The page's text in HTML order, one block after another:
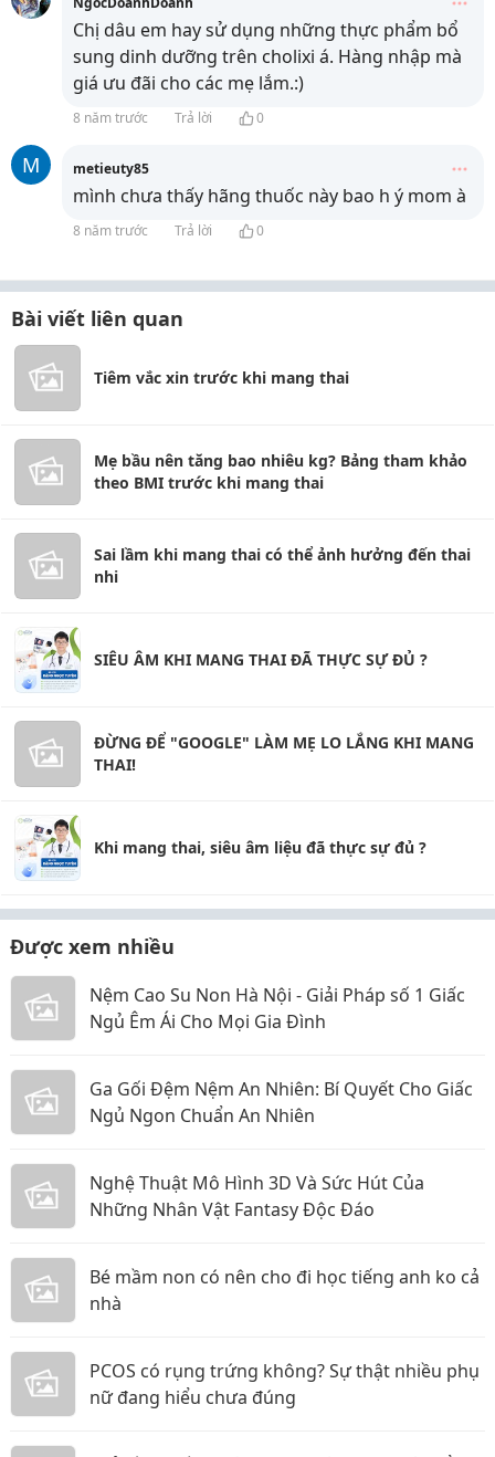
Chị dâu em hay sử dụng những thực phẩm bổ
sung dinh dưỡng trên cholixi á. Hàng nhập mà
giá ưu đãi cho các mẹ lắm.:)
8 năm trước Trả lời 0
M metieuty85
mình chưa thấy hãng thuốc này bao h ý mom à
8 năm trước Trả lời 0
Bài viết liên quan
Tiêm vắc xin trước khi mang thai
Mẹ bầu nên tăng bao nhiêu kg? Bảng tham khảo
theo BMI trước khi mang thai
Sai lầm khi mang thai có thể ảnh hưởng đến thai
nhi
SIÊU ÂM KHI MANG THAI ĐÃ THỰC SỰ ĐỦ ?
ĐỪNG ĐỂ "GOOGLE" LÀM MẸ LO LẮNG KHI MANG
THAI!
Khi mang thai, siêu âm liệu đã thực sự đủ ?
Được xem nhiều
Nệm Cao Su Non Hà Nội - Giải Pháp số 1 Giấc
Ngủ Êm Ái Cho Mọi Gia Đình
Ga Gối Đệm Nệm An Nhiên: Bí Quyết Cho Giấc
Ngủ Ngon Chuẩn An Nhiên
Nghệ Thuật Mô Hình 3D Và Sức Hút Của
Những Nhân Vật Fantasy Độc Đáo
Bé mầm non có nên cho đi học tiếng anh ko cả
nhà
PCOS có rụng trứng không? Sự thật nhiều phụ
nữ đang hiểu chưa đúng